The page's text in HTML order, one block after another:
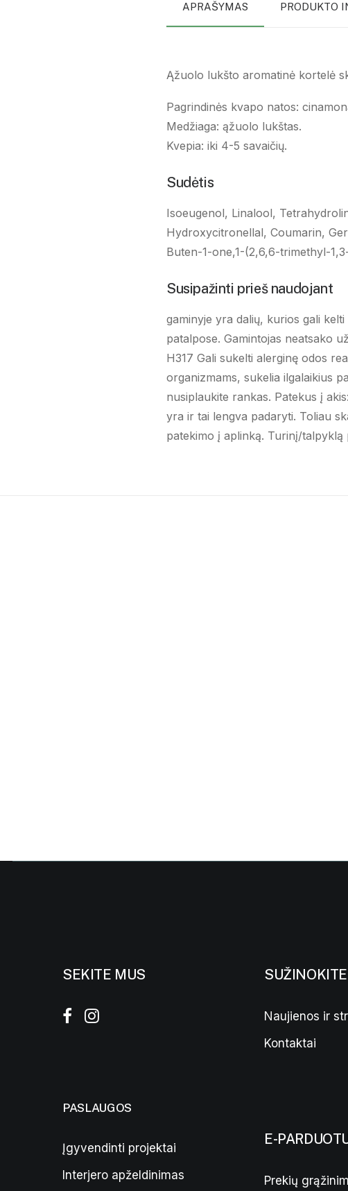
APRAŠYMAS PRODUKTO
Ąžuolo lukšto aromatinė kortelė
Pagrindinės kvapo natos:
Medžiaga: ąžuolo lukštas.
Kvepia: iki 4-5 savaičių.
Sudėtis
Isoeugenol, Linalool,
Hydroxycitronellal, Coumarin,
Buten-1-one,1-(2,6,6-trimethyl-
Susipažinti prieš naudojant
gaminyje yra dalių, kurios gali
patalpose. Gamintojas neatsako
H317 Gali sukelti alerginę odos
organizmams, sukelia ilgalaikius
nusiplaukite rankas. Patekus į
yra ir tai lengva padaryti. Toliau
patekimo į aplinką. Turinį/talpyklą
SEKITE MUS
PASLAUGOS
Įgyvendinti projektai
Interjero apželdinimas
Naujienos ir
Kontaktai
E-
Prekių